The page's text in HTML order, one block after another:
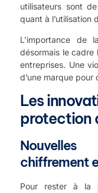
utilisateurs sont
quant à l’utilisation
L’importance de
désormais le cadre
entreprises. Une
d’une marque pour
Les
protection
chiffrement
Pour rester à la